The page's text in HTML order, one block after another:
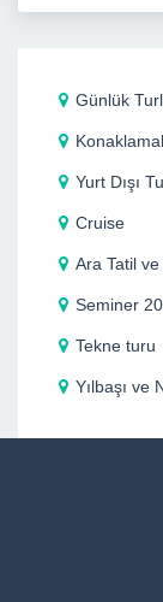
Günlük
Yurt Dışı
Cruise
Ara Tatil
Seminer
Tekne turu
Yılbaşı ve